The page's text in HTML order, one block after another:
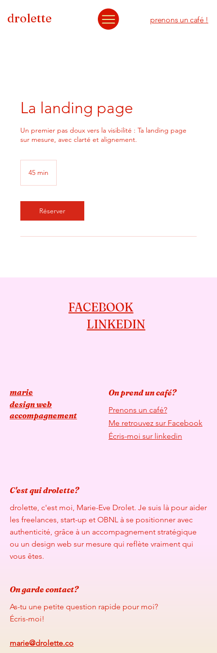
drolette prenons un café !
La landing page
Un premier pas doux vers la visibilité : Ta landing page
sur mesure, avec clarté et alignement.
45 min
i
n
Réserver
FACEBOOK
LINKEDIN
marie
design web
accompagnement
On prend un café?
Prenons un café?
Me retrouvez sur Facebook
Écris-moi sur linkedin
C'est qui drolette?
drolette, c'est moi, Marie-Eve Drolet. Je suis là pour aider
les freelances, start-up et OBNL à se positionner avec
authenticité, grâce à un accompagnement stratégique
ou un design web sur mesure qui reflète vraiment qui
vous êtes.
On garde contact?
As-tu une petite question rapide pour moi?
Écris-moi!
marie@drolette.co